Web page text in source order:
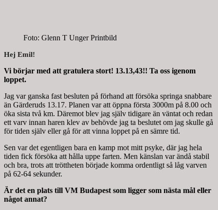
Foto: Glenn T Unger Printbild
Hej Emil!
Vi börjar med att gratulera stort! 13.13,43!! Ta oss igenom
loppet.
Jag var ganska fast besluten på förhand att försöka springa snabbare
än Gärderuds 13.17. Planen var att öppna första 3000m på 8.00 och
öka sista två km. Däremot blev jag själv tidigare än väntat och redan
ett varv innan haren klev av behövde jag ta beslutet om jag skulle gå
för tiden själv eller gå för att vinna loppet på en sämre tid.
Sen var det egentligen bara en kamp mot mitt psyke, där jag hela
tiden fick försöka att hålla uppe farten. Men känslan var ändå stabil
och bra, trots att tröttheten började komma ordentligt så låg varven
på 62-64 sekunder.
Är det en plats till VM Budapest som ligger som nästa mål eller
något annat?